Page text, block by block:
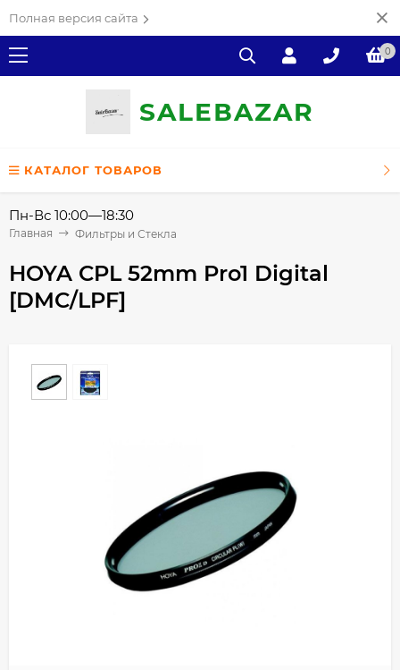
Полная версия сайта
0
SALEВAZAR
КАТАЛОГ ТОВАРОВ
Пн-Вс 10:00—18:30
Главная Фильтры и Стекла
HOYA CPL 52mm Pro1 Digital
[DMC/LPF]